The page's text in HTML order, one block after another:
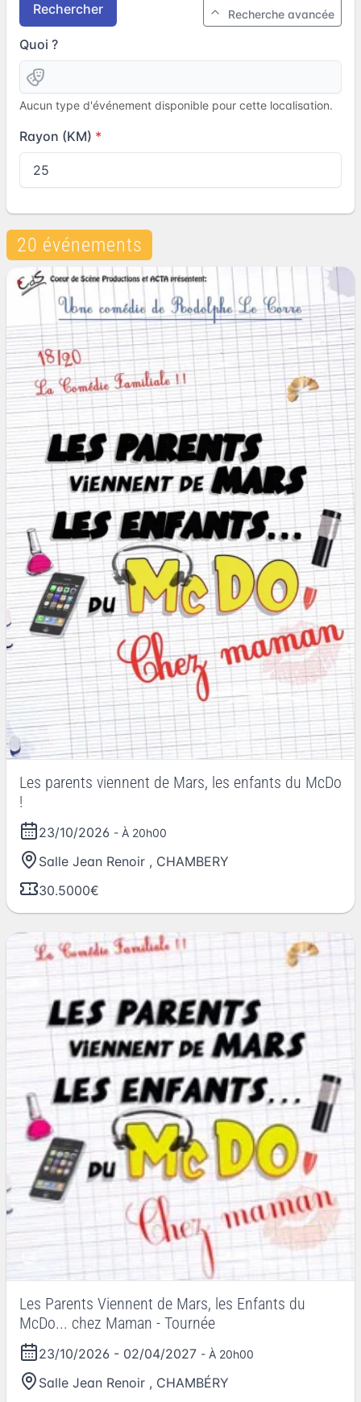
Rechercher Recherche avancée
Quoi ?
Aucun type d'événement disponible pour cette localisation.
Rayon (KM)
20 événements
Les parents viennent de Mars, les enfants du McDo
!
23/10/2026 - À 20h00
Salle Jean Renoir , CHAMBERY
30.5000€
Les Parents Viennent de Mars, les Enfants du
McDo... chez Maman - Tournée
23/10/2026 - 02/04/2027 - À 20h00
Salle Jean Renoir , CHAMBÉRY